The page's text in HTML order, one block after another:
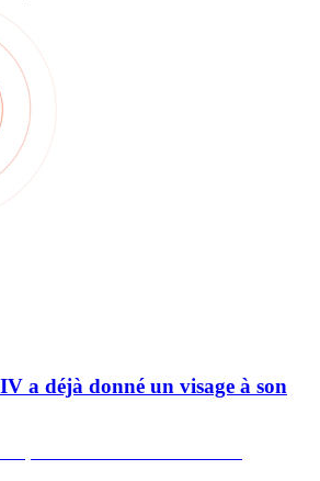
a déjà donné un visage à son